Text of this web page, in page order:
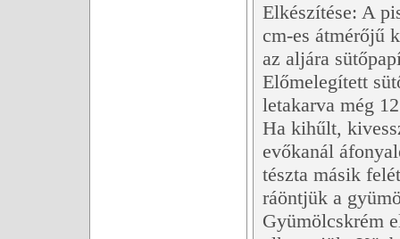
Elkészítése: A
cm-es átmérőjű
az aljára
Előmelegített
letakarva még
Ha kihűlt,
evőkanál
tészta másik
ráöntjük a
Gyümölcskrém